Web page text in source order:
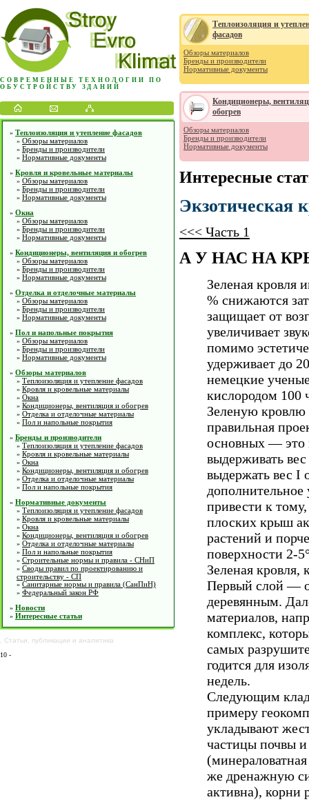
СОВРЕМЕННЫЕ ТЕХНОЛОГИИ ПО
ОБУСТРОЙСТВУ ЗДАНИЙ
» Теплоизоляция и утепление фасадов
» Обзоры материалов
» Бренды и производители
» Нормативные документы
» Кровля и кровельные материалы
» Обзоры материалов
» Бренды и производители
» Нормативные документы
» Окна
» Обзоры материалов
» Бренды и производители
» Нормативные документы
» Кондиционеры, вентиляция и обогрев
» Обзоры материалов
» Бренды и производители
» Нормативные документы
» Отделка и отделочные материалы
» Обзоры материалов
» Бренды и производители
» Нормативные документы
» Пол и напольные покрытия
» Обзоры материалов
» Бренды и производители
» Нормативные документы
» Обзоры материалов
» Теплоизоляция и утепление фасадов
» Кровля и кровельные материалы
» Окна
» Кондиционеры, вентиляция и обогрев
» Отделка и отделочные материалы
» Пол и напольные покрытия
» Бренды и производители
» Теплоизоляция и утепление фасадов
» Кровля и кровельные материалы
» Окна
» Кондиционеры, вентиляция и обогрев
» Отделка и отделочные материалы
» Пол и напольные покрытия
» Нормативные документы
» Теплоизоляция и утепление фасадов
» Кровля и кровельные материалы
» Окна
» Кондиционеры, вентиляция и обогрев
» Отделка и отделочные материалы
» Пол и напольные покрытия
» Строительные нормы и правила - СНиП
» Своды правил по проектированию и
строительству - СП
» Санитарные нормы и правила (СанПиН)
» Федеральный закон РФ
» Новости
» Интересные статьи
Статьи публикации и аналитика
10 -
Теплоизоляция и
фасадов
Обзоры материалов
Бренды и производители
Нормативные документы
Кондиционеры,
обогрев
Обзоры материалов
Бренды и производители
Нормативные документы
Интересные
Экзотическая
<<< Часть 1
А У НАС НА
Зеленая кровля
% снижаются
защищает от
увеличивает
помимо
удерживает до
немецкие
кислородом 100
Зеленую кровлю
правильная
основных — это
выдерживать
выдержать вес I
привести к
плоских крыш
растений и
поверхности 2-
Зеленая кровля,
Первый слой —
деревянным.
материалов,
комплекс,
самых
годится для
недель.
Следующим
примеру
укладывают
частицы почвы
же дренажную
активна),